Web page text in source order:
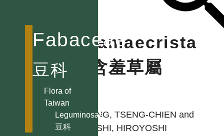
Fabaceae
豆科
Flora of
Taiwan
Leguminosae
豆科
Aotus
Apios 土圞兒屬
Arachis 花生屬
Aragallus
Archidendron
頷垂豆屬
Argyrolobium
Chamaecrista
假含羞草屬
HUANG, TSENG-CHIEN and
OHASHI, HIROYOSHI